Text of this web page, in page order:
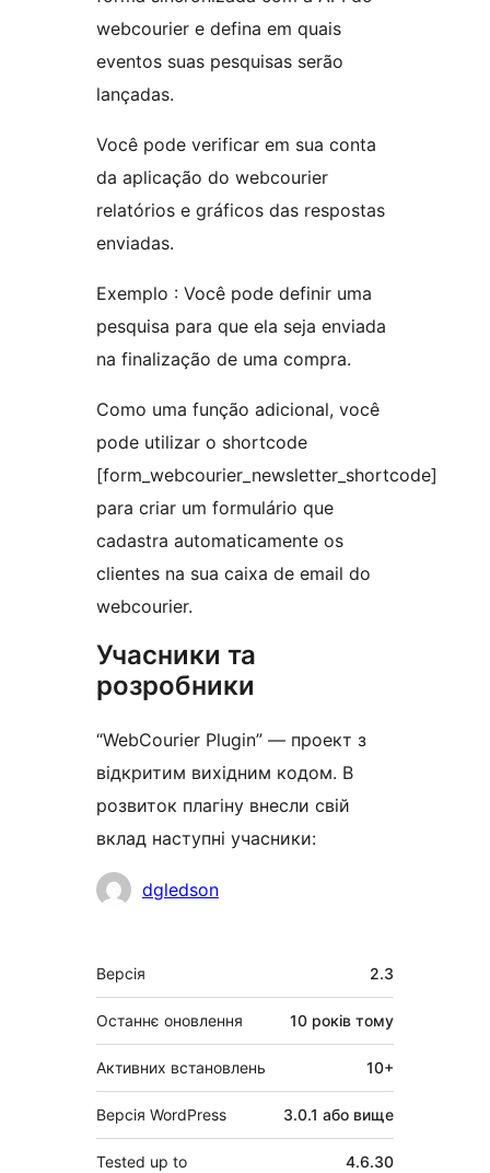
webcourier e defina em quais
eventos suas pesquisas serão
lançadas.
Você pode verificar em sua conta
da aplicação do webcourier
relatórios e gráficos das respostas
enviadas.
Exemplo : Você pode definir uma
pesquisa para que ela seja enviada
na finalização de uma compra.
Como uma função adicional, você
pode utilizar o shortcode
[form_webcourier_newsletter_shortcode]
para criar um formulário que
cadastra automaticamente os
clientes na sua caixa de email do
webcourier.
Учасники та
розробники
“WebCourier Plugin” — проект з
відкритим вихідним кодом. В
розвиток плагіну внесли свій
вклад наступні учасники:
Учасникиdgledson
Мета
Версія 2.3
Останнє оновлення 10 років тому
Активних встановлень 10+
Версія WordPress 3.0.1 або вище
Tested up to 4.6.30